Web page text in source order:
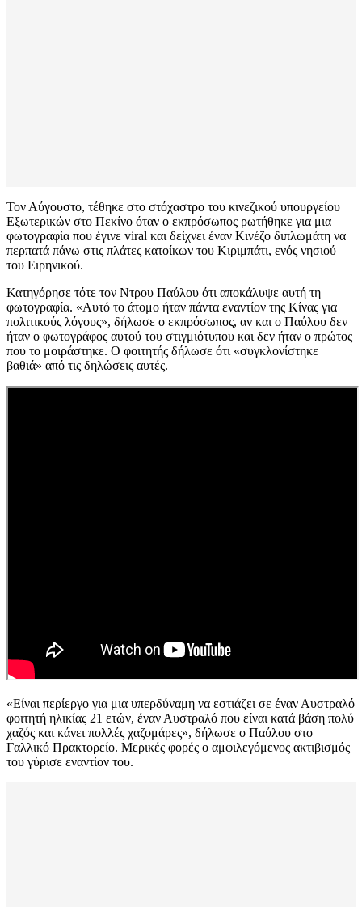
Τον Αύγουστο, τέθηκε στο στόχαστρο του κινεζικού υπουργείου
Εξωτερικών στο Πεκίνο όταν ο εκπρόσωπος ρωτήθηκε για μια
φωτογραφία που έγινε viral και δείχνει έναν Κινέζο διπλωμάτη να
περπατά πάνω στις πλάτες κατοίκων του Κιριμπάτι, ενός νησιού
του Ειρηνικού.
Κατηγόρησε τότε τον Ντρου Παύλου ότι αποκάλυψε αυτή τη
φωτογραφία. «Αυτό το άτομο ήταν πάντα εναντίον της Κίνας για
πολιτικούς λόγους», δήλωσε ο εκπρόσωπος, αν και ο Παύλου δεν
ήταν ο φωτογράφος αυτού του στιγμιότυπου και δεν ήταν ο πρώτος
που το μοιράστηκε. Ο φοιτητής δήλωσε ότι «συγκλονίστηκε
βαθιά» από τις δηλώσεις αυτές.
«Είναι περίεργο για μια υπερδύναμη να εστιάζει σε έναν Αυστραλό
φοιτητή ηλικίας 21 ετών, έναν Αυστραλό που είναι κατά βάση πολύ
χαζός και κάνει πολλές χαζομάρες», δήλωσε ο Παύλου στο
Γαλλικό Πρακτορείο. Μερικές φορές ο αμφιλεγόμενος ακτιβισμός
του γύρισε εναντίον του.